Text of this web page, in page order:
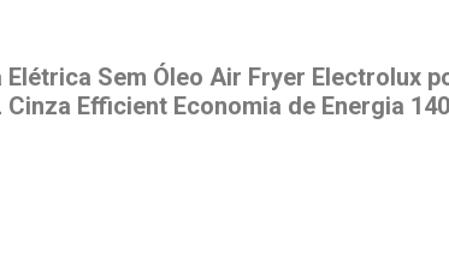
Sem Óleo Air Fryer Electrolux
Cinza Efficient Economia de Energia